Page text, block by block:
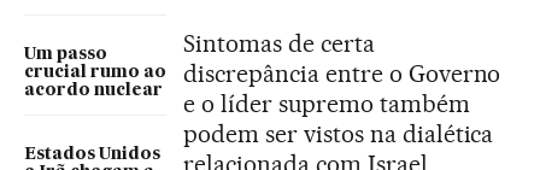
Um passo
crucial rumo ao
acordo nuclear
Estados Unidos
Sintomas de certa
discrepância entre o Governo
e o líder supremo também
podem ser vistos na dialética
relacionada com Israel.